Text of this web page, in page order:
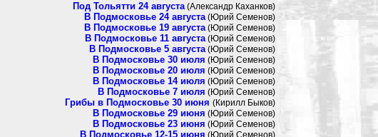
Под Тольятти 24 августа(Александр Каханков)
В Подмосковье 24 августа(Юрий Семенов)
В Подмосковье 19 августа(Юрий Семенов)
В Подмосковье 11 августа(Юрий Семенов)
В Подмосковье 5 августа(Юрий Семенов)
В Подмосковье 30 июля (Юрий Семенов)
В Подмосковье 20 июля (Юрий Семенов)
В Подмосковье 14 июля (Юрий Семенов)
В Подмосковье 7 июля (Юрий Семенов)
Грибы в Подмосковье 30 июня (Кирилл Быков)
В Подмосковье 29 июня (Юрий Семенов)
В Подмосковье 23 июня (Юрий Семенов)
В Подмосковье 12-15 июня (Юрий Семенов)